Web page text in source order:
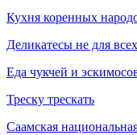
Кухня коренных
Деликатесы не для всех
Еда чукчей и
Треску трескать
Саамская